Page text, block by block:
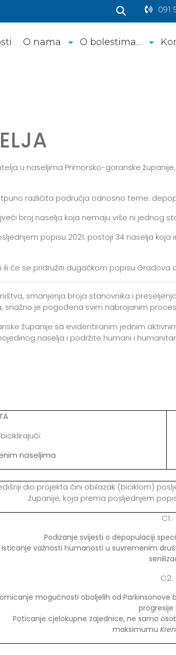
091
O nama O bolestima…
u naseljima Primorsko-goranske
različita područja odnosno teme:
broj naselja koja nemaju više ni jednog
popisu 2021. postoji 34 naselja
će se pridružiti dugačkom popisu Gradova
smanjenja broja stanovnika i
je pogođena svim nabrojanim
županije sa evidentiranim jednim
naselja i podržite humani i
naseljima
dio projekta čini obilazak (biciklom)
županije, koja prema posljednjem
C1.
Podizanje svijesti o depopulaciji
Isticanje važnosti humanosti u suvremenim
C2.
mogućnosti oboljelih od Parkinsonove
progresije
Poticanje cjelokupne zajednice, ne samo
maksimumu